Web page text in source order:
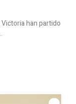
Victoria han partido